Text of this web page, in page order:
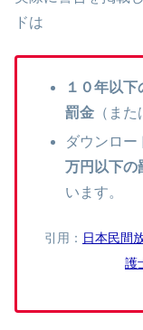
ドは
１０年以
罰金 （ま
ダウンロー
万円以下の
います。
引用： 日本民間
護